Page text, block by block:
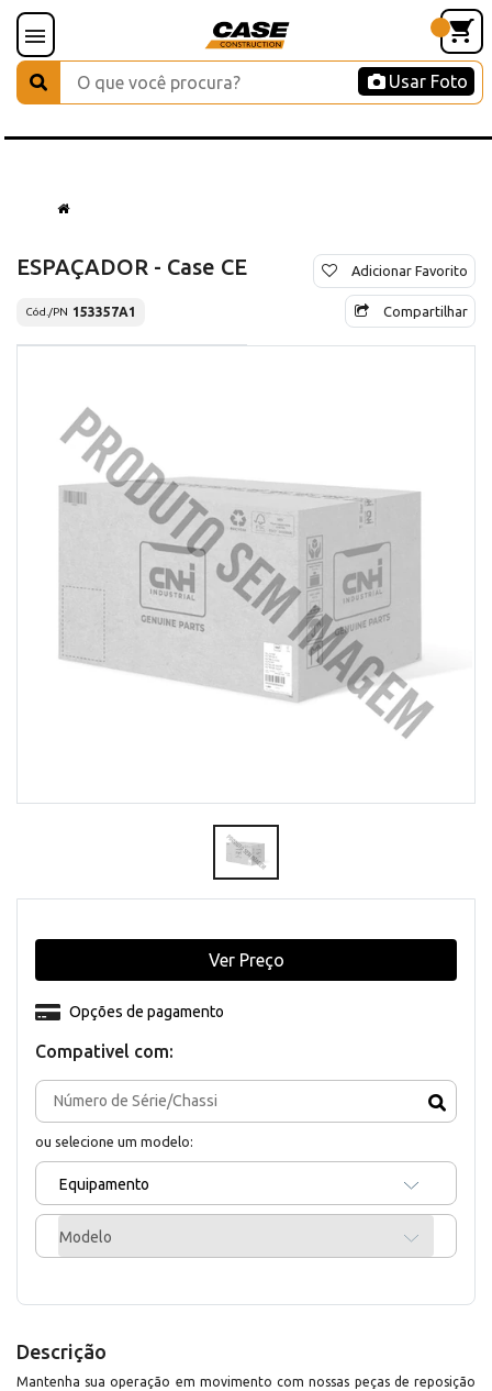
Usar Foto
ESPAÇADOR - Case CE
Cód./PN 153357A1
Adicionar Favorito
Compartilhar
Compativel com:
ou selecione um modelo:
Equipamento
Modelo
Opções de pagamento
Ver Preço
Descrição
Mantenha sua operação em movimento com nossas peças de reposição